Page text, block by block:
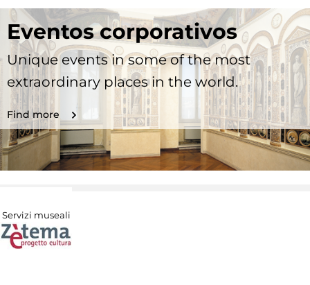
Eventos corporativos
Unique events in some of the most
extraordinary places in the world.
Find more
Servizi museali